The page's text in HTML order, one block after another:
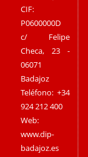
CIF:
P0600000D
c/ Felipe
Checa, 23 -
06071
Badajoz
Teléfono: +34
924 212 400
Web:
www.dip-
badajoz.es